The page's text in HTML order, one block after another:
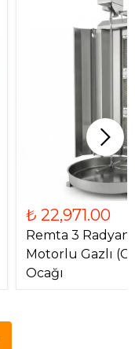
₺ 22,971.00
Remta 3
Motorlu Gazlı
Ocağı